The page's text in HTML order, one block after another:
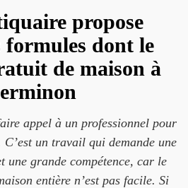
propose
formules dont le
de maison à
appel à un professionnel pour
un travail qui demande une
une grande compétence, car le
entière n’est pas facile. Si